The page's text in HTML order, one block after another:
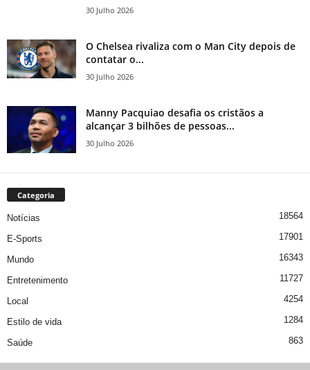
30 Julho 2026
O Chelsea rivaliza com o Man City depois de
contatar o...
30 Julho 2026
Manny Pacquiao desafia os cristãos a
alcançar 3 bilhões de pessoas...
30 Julho 2026
Categoria
Notícias 18564
E-Sports 17901
Mundo 16343
Entretenimento 11727
Local 4254
Estilo de vida 1284
Saúde 863